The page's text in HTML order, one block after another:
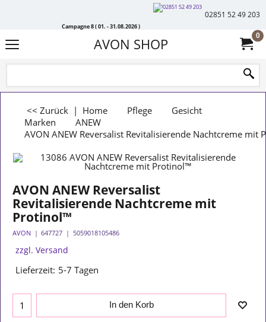
Campagne 8 ( 01. - 31.08.2026 )
02851 52 49 203
AVON SHOP 0
<< Zurück | Home Pflege
Gesicht
Marken
ANEW
AVON ANEW Reversalist Revitalisierende Nachtcreme mit
AVON ANEW Reversalist
Revitalisierende Nachtcreme mit
Protinol™
AVON 647727 5059018105486
zzgl. Versand
Lieferzeit: 5-7 Tagen
In den Korb